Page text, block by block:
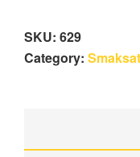
SKU: 629
Category: